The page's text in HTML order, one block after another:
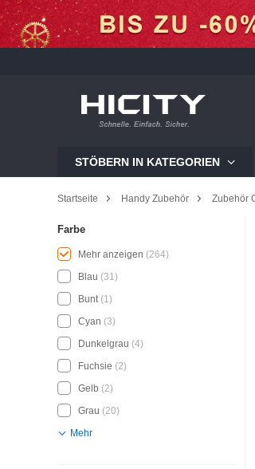
STÖBERN IN KATEGORIEN
Startseite Handy Zubehör Zubehör
Farbe
Blau (31)
Bunt(1)
Cyan (3)
Dunkelgrau (4)
Fuchsie (2)
Gelb (2)
Grau (20)
Mehr
Mehr anzeigen (264)